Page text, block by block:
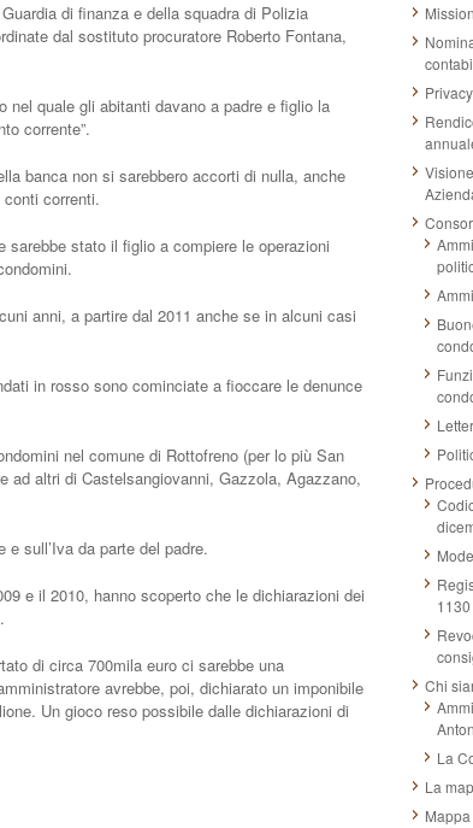
di finanza e della squadra di Polizia
dal sostituto procuratore Roberto Fontana,
nel quale gli abitanti davano a padre e figlio la
corrente”.
banca non si sarebbero accorti di nulla, anche
correnti.
stato il figlio a compiere le operazioni
anni, a partire dal 2011 anche se in alcuni casi
in rosso sono cominciate a fioccare le denunce
nel comune di Rottofreno (per lo più San
ad altri di Castelsangiovanni, Gazzola, Agazzano,
e sull’Iva da parte del padre.
e il 2010, hanno scoperto che le dichiarazioni dei
di circa 700mila euro ci sarebbe una
avrebbe, poi, dichiarato un imponibile
Un gioco reso possibile dalle dichiarazioni di
Chi
La
La